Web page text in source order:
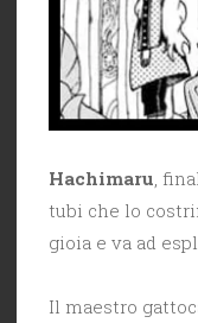
Hachimaru ,
tubi che lo
gioia e va ad
Il maestro